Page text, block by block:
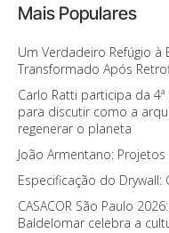
Mais Populares
Um Verdadeiro Refúgio à
Transformado Após
Carlo Ratti participa da
para discutir como a
regenerar o planeta
João Armentano:
Especificação do
CASACOR São Paulo
Baldelomar celebra a